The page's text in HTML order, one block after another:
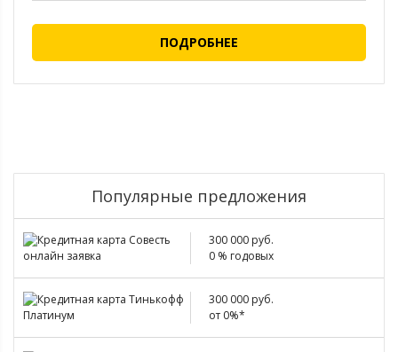
ПОДРОБНЕЕ
Популярные предложения
300 000 руб.
0 % годовых
300 000 руб.
от 0%*